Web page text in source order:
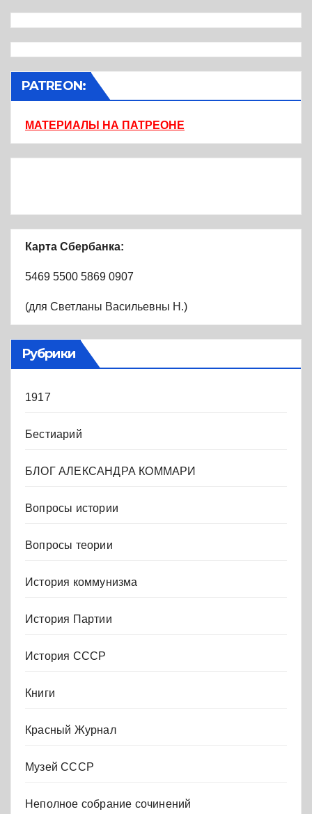
PATREON:
МАТЕРИАЛЫ НА ПАТРЕОНЕ
Карта Сбербанка:
5469 5500 5869 0907
(для Светланы Васильевны Н.)
Рубрики
1917
Бестиарий
БЛОГ АЛЕКСАНДРА КОММАРИ
Вопросы истории
Вопросы теории
История коммунизма
История Партии
История СССР
Книги
Красный Журнал
Музей СССР
Неполное собрание сочинений